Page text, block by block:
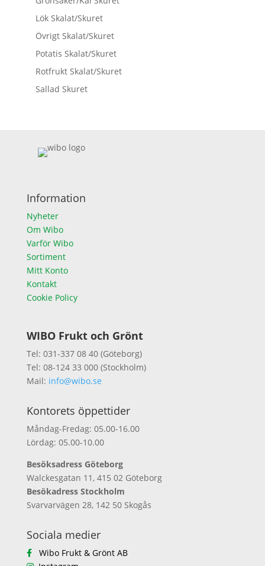
Lök Skalat/Skuret
Övrigt Skalat/Skuret
Potatis Skalat/Skuret
Rotfrukt Skalat/Skuret
Sallad Skuret
Information
Nyheter
Om Wibo
Varför Wibo
Sortiment
Mitt Konto
Kontakt
Cookie Policy
WIBO Frukt och Grönt
Tel: 031-337 08 40 (Göteborg)
Tel: 08-124 33 000 (Stockholm)
Mail: info@wibo.se
Kontorets öppettider
Måndag-Fredag: 05.00-16.00
Lördag: 05.00-10.00
Besöksadress Göteborg
Walckesgatan 11, 415 02 Göteborg
Besökadress Stockholm
Svarvarvägen 28, 142 50 Skogås
Sociala medier
Wibo Frukt & Grönt AB